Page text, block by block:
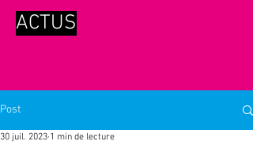
ACTUS
Post
30 juil. 2023 1 min de lecture